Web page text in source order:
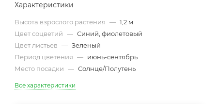
Характеристики
Высота взрослого растения — 1,2 м
Цвет соцветий — Синий, фиолетовый
Цвет листьев — Зеленый
Период цветения — июнь-сентябрь
Место посадки — Солнце/Полутень
Все характеристики